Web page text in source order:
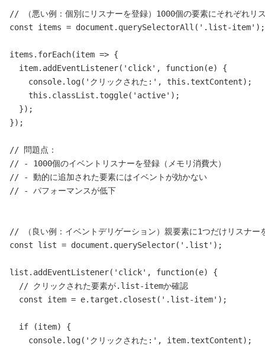
// （悪い例：個別にリスナーを登録）1000個の要素にそれぞれリ
const items = document.querySelectorAll('.list-item');
items.forEach(item => {
  item.addEventListener('click', function(e) {
    console.log('クリックされた:', this.textContent);
    this.classList.toggle('active');
  });
});
// 問題点：
// - 1000個のイベントリスナーを登録（メモリ消費大）
// - 動的に追加された要素にはイベントが効かない
// - パフォーマンスが低下
// （良い例：イベントデリゲーション）親要素に1つだけリスナー
const list = document.querySelector('.list');
list.addEventListener('click', function(e) {
  // クリックされた要素が.list-itemか確認
  const item = e.target.closest('.list-item');
  if (item) {
    console.log('クリックされた:', item.textContent);